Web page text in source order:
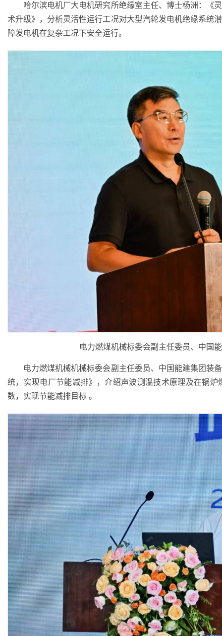
哈尔滨电机厂大电机研究所绝缘室主任、博士杨洲：《
术升级》，分析灵活性运行工况对大型汽轮发电机绝缘系统
障发电机在复杂工况下安全运行。
电力燃煤机械标委会副主任委员、中国
电力燃煤机械机械标委会副主任委员、中国能建集团装
统，实现电厂节能减排》，介绍声波测温技术原理及在锅
数，实现节能减排目标 。